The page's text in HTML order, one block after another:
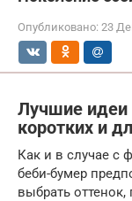
Опубликовано: 23
Лучшие идеи
коротких и
Как и в случае с
беби-бумер
выбрать